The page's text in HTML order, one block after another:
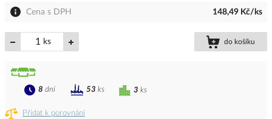
Cena s DPH 148,49 Kč/ks
ks do košíku
Přidat k porovnání
3 ks
8 dní 53 ks